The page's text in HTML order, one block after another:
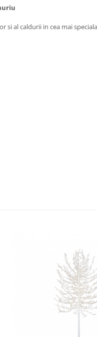
si al caldurii in cea mai